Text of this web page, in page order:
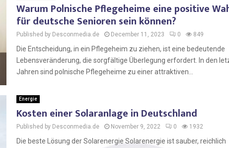
Warum Polnische Pflegeheime eine positive
für deutsche Senioren sein können?
Published by Desconmedia.de December 11, 2023 0 849
Die Entscheidung, in ein Pflegeheim zu ziehen, ist eine bedeutende
Lebensveränderung, die sorgfältige Überlegung erfordert. In den
Jahren sind polnische Pflegeheime zu einer attraktiven...
Energie
Kosten einer Solaranlage in Deutschland
Published by Desconmedia.de November 9, 2022 0 1932
Die beste Lösung der Solarenergie Solarenergie ist sauber, reichlich